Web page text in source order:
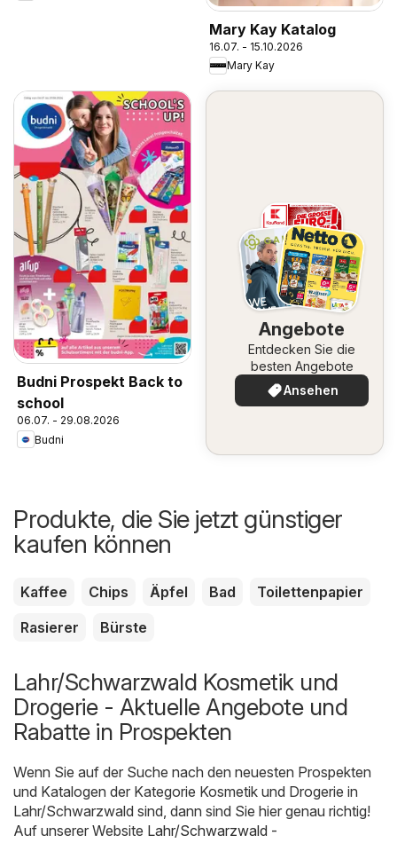
Mary Kay Katalog
16.07. - 15.10.2026
Mary Kay
Budni Prospekt Back to
school
06.07. - 29.08.2026
Budni
Angebote
Entdecken Sie die
besten Angebote
Ansehen
Produkte, die Sie jetzt günstiger
kaufen können
Kaffee Chips Äpfel Bad
Toilettenpapier
Rasierer
Bürste
Lahr/Schwarzwald Kosmetik und
Drogerie - Aktuelle Angebote und
Rabatte in Prospekten
Wenn Sie auf der Suche nach den neuesten Prospekten
und Katalogen der Kategorie Kosmetik und Drogerie in
Lahr/Schwarzwald sind, dann sind Sie hier genau richtig!
Auf unserer Website Lahr/Schwarzwald -